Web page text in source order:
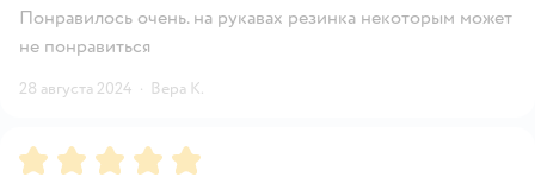
Понравилось очень. на рукавах резинка некоторым может
не понравиться
28 августа 2024 · Вера К.
Рейтинг:5